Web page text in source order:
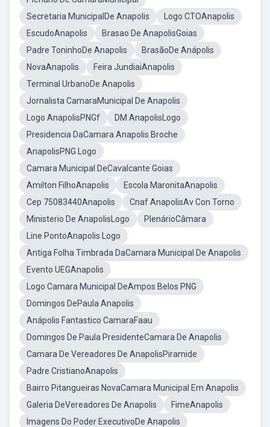
Secretaria MunicipalDe Anapolis
Logo CTOAnapolis
EscudoAnapolis
Brasao De AnapolisGoias
Padre ToninhoDe Anapolis
BrasãoDe Anápolis
NovaAnapolis
Feira JundiaiAnapolis
Terminal UrbanoDe Anapolis
Jornalista CamaraMunicipal De Anapolis
Logo AnapolisPNGf
DM AnapolisLogo
Presidencia DaCamara Anapolis Broche
AnapolisPNG Logo
Camara Municipal DeCavalcante Goias
Amilton FilhoAnapolis
Escola MaronitaAnapolis
Cep 75083440Anapolis
Cnaf AnapolisAv Con Torno
Ministerio De AnapolisLogo
PlenárioCâmara
Line PontoAnapolis Logo
Antiga Folha Timbrada DaCamara Municipal De Anapolis
Evento UEGAnapolis
Logo Camara Municipal DeAmpos Belos PNG
Domingos DePaula Anapolis
Anápolis Fantastico CamaraFaau
Domingos De Paula PresidenteCamara De Anapolis
Camara De Vereadores De AnapolisPiramide
Padre CristianoAnapolis
Bairro Pitangueiras NovaCamara Municipal Em Anapolis
Galeria DeVereadores De Anapolis
FimeAnapolis
Imagens Do Poder ExecutivoDe Anapolis